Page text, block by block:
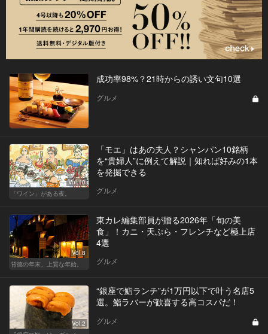
成功率98%？21時からの誘い文句10選
グルメ
Vol.10
「ワイン」がある夜。
「モエ」はあの夫人？シャンパン10銘柄
を“貴婦人”に例えて解説｜知れば好みの1本
を発掘できる
グルメ
Vol.8
背徳の年末、上質な年始。
東カレ編集部員が贈る2026年「旬の美
食」！カニ・天ぷら・フレンチなど極上店
4選
グルメ
Vol.2
“銀座で鮨ランチ”が1万円以下で叶う名店5
選。鮨ラバーが歓喜する高コスパだ！
グルメ